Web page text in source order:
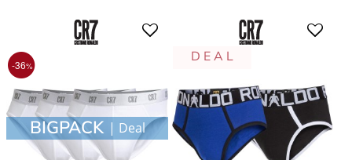
-36%
BIGPACK | Deal
D E A L